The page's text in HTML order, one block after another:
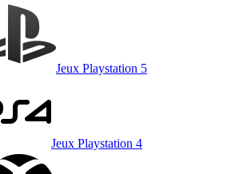
Jeux Playstation 5
Jeux Playstation 4